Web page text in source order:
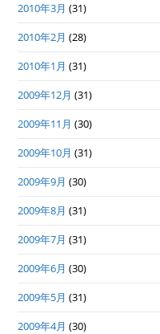
2010年3月 (31)
2010年2月 (28)
2010年1月 (31)
2009年12月 (31)
2009年11月 (30)
2009年10月 (31)
2009年9月 (30)
2009年8月 (31)
2009年7月 (31)
2009年6月 (30)
2009年5月 (31)
2009年4月 (30)